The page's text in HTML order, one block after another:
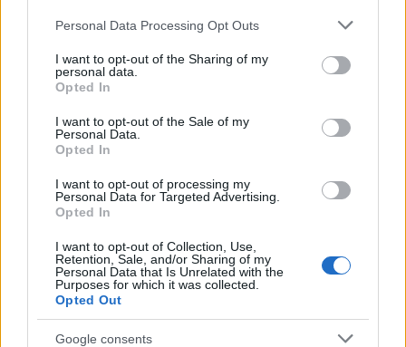
Please note that this website/app uses one or more Google
not limited to your visit or usage behaviour. You may click to
grant or deny consent to Google and its third-party tags to
use your data for below specified purposes in below Google
consent section.
Personal Data Processing Opt Outs
I want to opt-out of the Sharing of my
personal data.
Opted In
I want to opt-out of the Sale of my
Personal Data.
Opted In
I want to opt-out of processing my
Personal Data for Targeted Advertising.
Opted In
I want to opt-out of Collection, Use,
Retention, Sale, and/or Sharing of my
Personal Data that Is Unrelated with the
Purposes for which it was collected.
Opted Out
Google consents
F
a
ce
b
o
o
k
T
w
it
te
r
Pi
n
te
re
st
W
h
s
A
p
S
h
re
NOTIZIE RECENTI
Gallura
Michelle Hunziker in Gallura, bella anche dal
vivo: un amico vip svela come fa